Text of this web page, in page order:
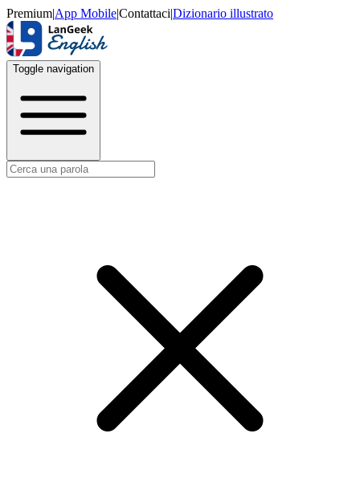
Premium|App Mobile|Contattaci|Dizionario illustrato
Toggle navigation